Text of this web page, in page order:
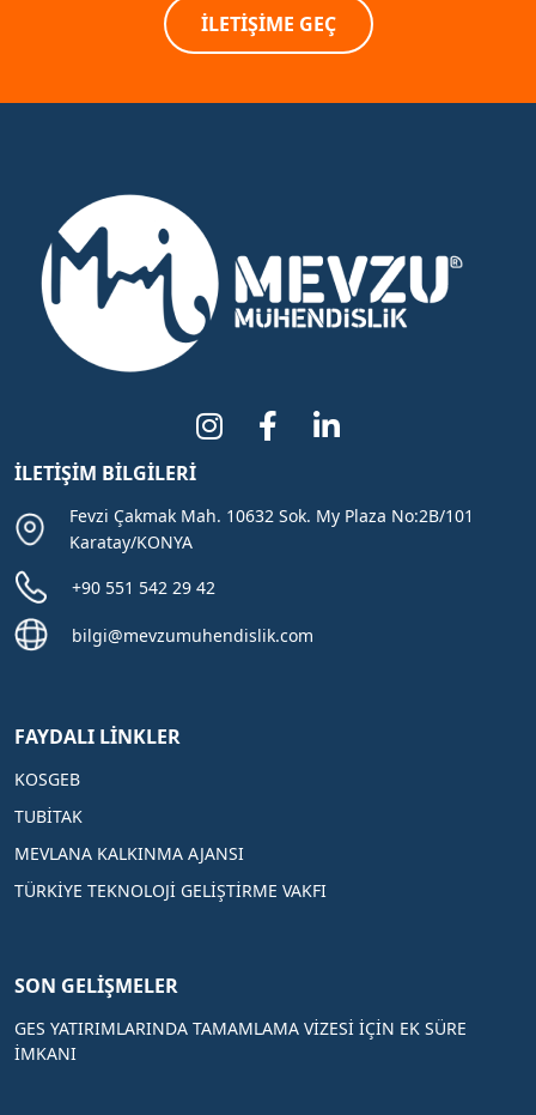
İLETİŞİME GEÇ
İLETIŞIM BILGILERI
Fevzi Çakmak Mah. 10632 Sok. My Plaza No:2B/101
Karatay/KONYA
+90 551 542 29 42
bilgi@mevzumuhendislik.com
FAYDALI LINKLER
KOSGEB
TUBİTAK
MEVLANA KALKINMA AJANSI
TÜRKIYE TEKNOLOJI GELIŞTIRME VAKFI
SON GELIŞMELER
GES YATIRIMLARINDA TAMAMLAMA VIZESI İÇIN EK SÜRE
İMKANI